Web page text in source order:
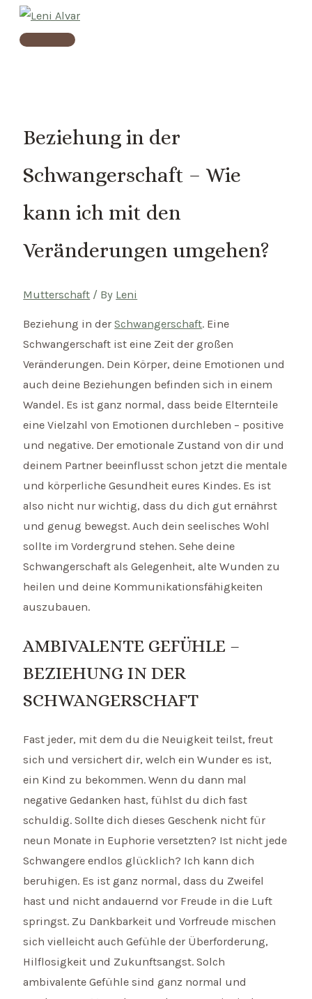
Skip
Main
Beziehung in der
Schwangerschaft – Wie
kann ich mit den
Veränderungen umgehen?
Mutterschaft / By Leni
Beziehung in derSchwangerschaft. Eine
Schwangerschaft ist eine Zeit der großen
Veränderungen. Dein Körper, deine Emotionen und
auch deine Beziehungen befinden sich in einem
Wandel. Es ist ganz normal, dass beide Elternteile
eine Vielzahl von Emotionen durchleben – positive
und negative. Der emotionale Zustand von dir und
deinem Partner beeinflusst schon jetzt die mentale
und körperliche Gesundheit eures Kindes. Es ist
also nicht nur wichtig, dass du dich gut ernährst
und genug bewegst. Auch dein seelisches Wohl
sollte im Vordergrund stehen. Sehe deine
Schwangerschaft als Gelegenheit, alte Wunden zu
heilen und deine Kommunikationsfähigkeiten
auszubauen.
AMBIVALENTE GEFÜHLE –
BEZIEHUNG IN DER
SCHWANGERSCHAFT
Fast jeder, mit dem du die Neuigkeit teilst, freut
sich und versichert dir, welch ein Wunder es ist,
ein Kind zu bekommen. Wenn du dann mal
negative Gedanken hast, fühlst du dich fast
schuldig. Sollte dich dieses Geschenk nicht für
neun Monate in Euphorie versetzten? Ist nicht jede
Schwangere endlos glücklich? Ich kann dich
beruhigen. Es ist ganz normal, dass du Zweifel
hast und nicht andauernd vor Freude in die Luft
springst. Zu Dankbarkeit und Vorfreude mischen
sich vielleicht auch Gefühle der Überforderung,
Hilflosigkeit und Zukunftsangst. Solch
ambivalente Gefühle sind ganz normal und